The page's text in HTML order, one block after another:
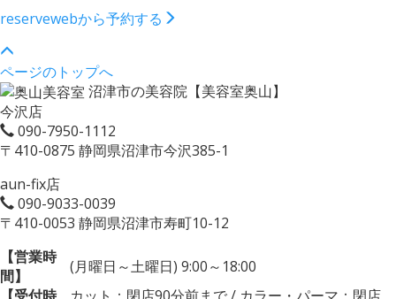
reservewebから予約する
ページのトップへ
沼津市の美容院【美容室奥山】
今沢店
090-7950-1112
〒410-0875 静岡県沼津市今沢385-1
aun-fix店
090-9033-0039
〒410-0053 静岡県沼津市寿町10-12
【営業時
間】
(月曜日～土曜日) 9:00～18:00